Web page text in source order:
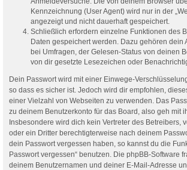
Kennzeichnung (User Agent) wird nur in der
angezeigt und nicht dauerhaft gespeichert.
Schließlich erfordern einzelne Funktionen des
Daten gespeichert werden. Dazu gehören dein
bei Umfragen, der Gelesen-Status von deinen
von dir gesetzte Lesezeichen oder
Dein Passwort wird mit einer Einwege-
so dass es sicher ist. Jedoch wird dir empfohlen,
einer Vielzahl von Webseiten zu verwenden. Das
zu deinem Benutzerkonto für das Board, also geh mit
Insbesondere wird dich kein Vertreter des Betreibers,
oder ein Dritter berechtigterweise nach deinem
dein Passwort vergessen haben, so kannst du die
Passwort vergessen“ benutzen. Die phpBB-Software
deinem Benutzernamen und deiner E-Mail-Adresse